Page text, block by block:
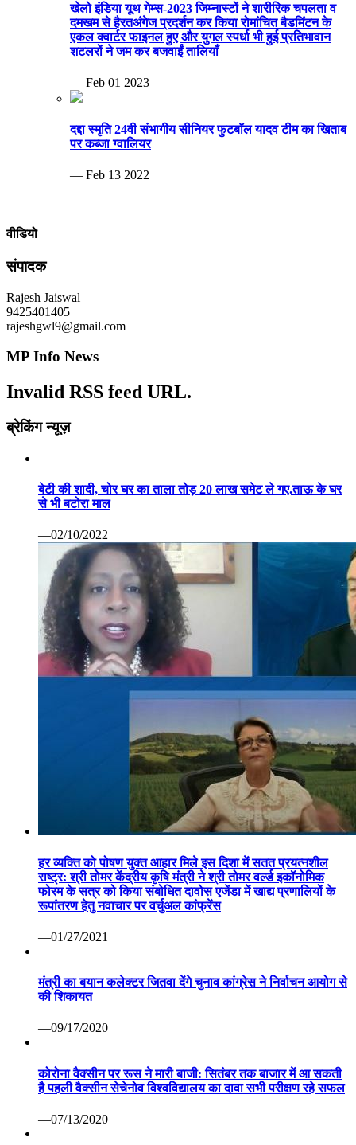
खेलो इंडिया यूथ गेम्स-2023 जिम्नास्टों ने शारीरिक चपलता व
दमखम से हैरतअंगेज प्रदर्शन कर किया रोमांचित बैडमिंटन के
एकल क्वार्टर फाइनल हुए और युगल स्पर्धा भी हुई प्रतिभावान
शटलरों ने जम कर बजवाईं तालियाँ
— Feb 01 2023
दद्दा स्मृति 24वी संभागीय सीनियर फुटबॉल यादव टीम का खिताब
पर कब्जा ग्वालियर
— Feb 13 2022
वीडियो
संपादक
Rajesh Jaiswal
9425401405
rajeshgwl9@gmail.com
MP Info News
Invalid RSS feed URL.
ब्रेकिंग न्यूज़
बेटी की शादी, चोर घर का ताला तोड़ 20 लाख समेट ले गए.ताऊ के घर
से भी बटोरा माल
—02/10/2022
हर व्यक्ति को पोषण युक्त आहार मिले इस दिशा में सतत प्रयत्नशील
राष्ट्र: श्री तोमर केंद्रीय कृषि मंत्री ने श्री तोमर वर्ल्ड इकॉनोमिक
फोरम के सत्र को किया संबोधित दावोस एजेंडा में खाद्य प्रणालियों के
रूपांतरण हेतु नवाचार पर वर्चुअल कांफ्रेंस
—01/27/2021
मंत्री का बयान कलेक्टर जितवा देंगे चुनाव कांग्रेस ने निर्वाचन आयोग से
की शिकायत
—09/17/2020
कोरोना वैक्सीन पर रूस ने मारी बाजी: सितंबर तक बाजार में आ सकती
है पहली वैक्सीन सेचेनोव विश्वविद्यालय का दावा सभी परीक्षण रहे सफल
—07/13/2020